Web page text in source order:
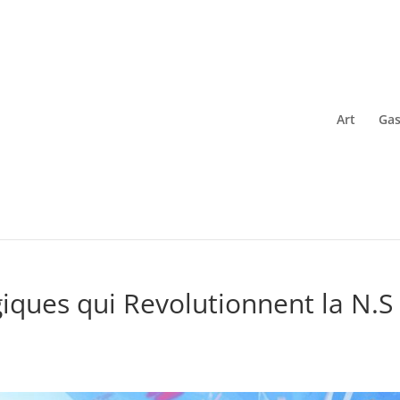
Art
qui Revolutionnent la N.S